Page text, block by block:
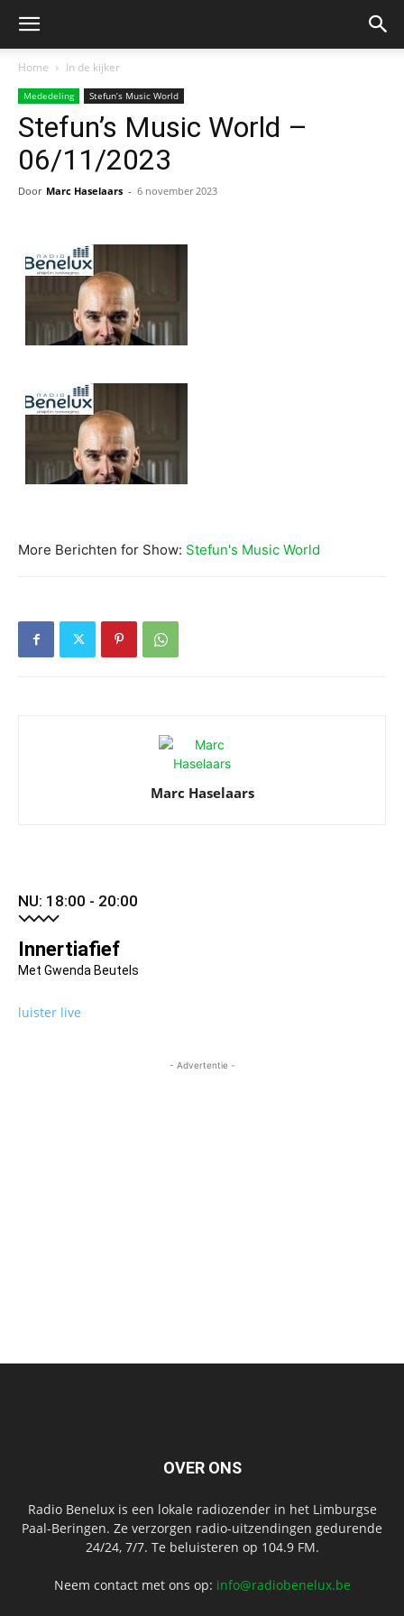
Home In de kijker
Mededeling Stefun’s Music World
Stefun’s Music World –
06/11/2023
Door Marc Haselaars - 6 november 2023
More Berichten for Show: Stefun's Music World
Marc Haselaars
NU: 18:00 - 20:00
Innertiafief
Met Gwenda Beutels
luister live
- Advertentie -
OVER ONS
Radio Benelux is een lokale radiozender in het Limburgse
Paal-Beringen. Ze verzorgen radio-uitzendingen gedurende
24/24, 7/7. Te beluisteren op 104.9 FM.
Neem contact met ons op: info@radiobenelux.be